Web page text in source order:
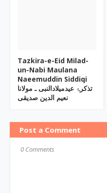
Tazkira-e-Eid Milad-
un-Nabi Maulana
Naeemuddin Siddiqi
تذکرۂ عیدمیلادالنبی ـ مولانا
نعیم الدین صدیقی
Post a Comment
0 Comments